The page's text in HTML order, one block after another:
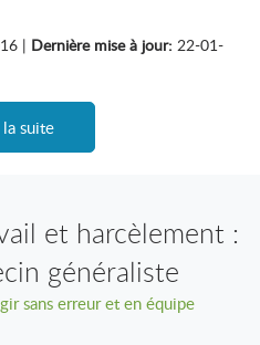
| Dernière mise à jour: 22-01-
suite
et harcèlement :
généraliste
sans erreur et en équipe